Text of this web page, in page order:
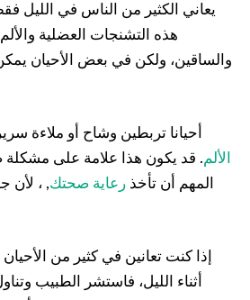
يعاني الكثير من الناس في الليل
هذه التشنجات العضلية
والساقين، ولكن في بعض الأحيان
أحيانا تربطين وشاح أو ملاءة
الألم. قد يكون هذا علامة على
المهم أن تأخذ رعاية صحتك, ، لأن
إذا كنت تعانين في كثير من
أثناء الليل، فاستشر الطبيب